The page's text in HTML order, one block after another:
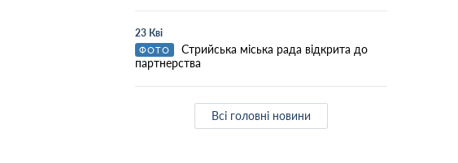
23 Кві
ФОТО
Стрийська міська рада відкрита до
партнерства
Всі головні новини